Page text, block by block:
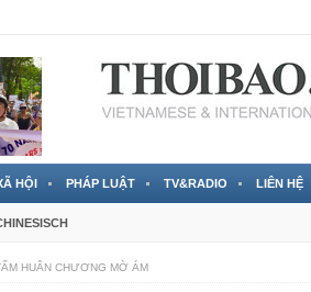
HỘI PHÁP LUẬT TV&RADIO LIÊN HỆ
HUÂN CHƯƠNG MỜ ÁM